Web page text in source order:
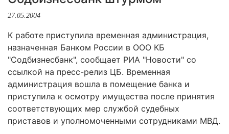
27.05.2004
К работе приступила временная администрация,
назначенная Банком России в ООО КБ
"Содбизнесбанк", сообщает РИА "Новости" со
ссылкой на пресс-релиз ЦБ. Временная
администрация вошла в помещение банка и
приступила к осмотру имущества после принятия
соответствующих мер службой судебных
приставов и уполномоченными сотрудниками МВД.